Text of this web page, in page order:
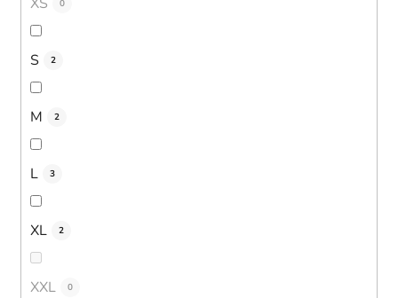
0
S 2
M 2
L 3
XL 2
XXL 0